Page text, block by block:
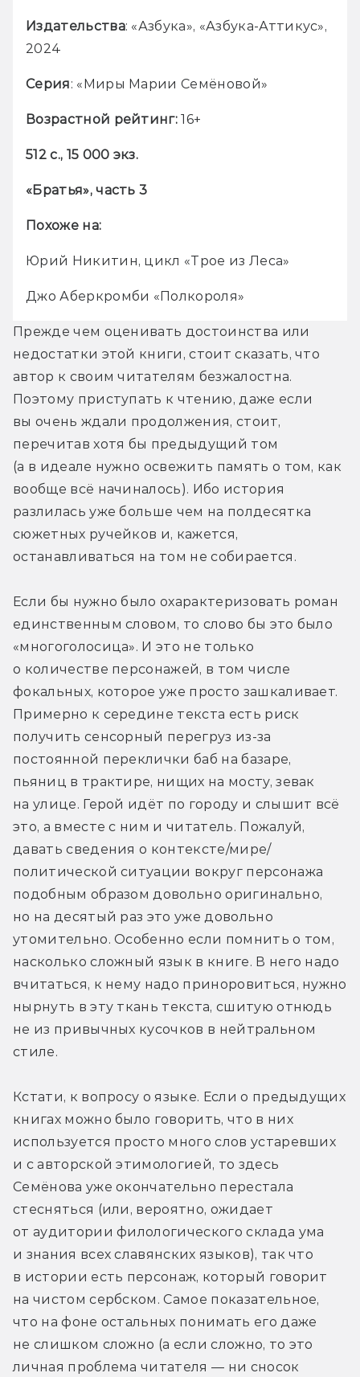
Издательства: «Азбука», «Азбука-Аттикус»,
2024
Серия: «Миры Марии Семёновой»
Возрастной рейтинг: 16+
512 с., 15 000 экз.
«Братья», часть 3
Похоже на:
Юрий Никитин, цикл «Трое из Леса»
Джо Аберкромби «Полкороля»
Прежде чем оценивать достоинства или
недостатки этой книги, стоит сказать, что
автор к своим читателям безжалостна.
Поэтому приступать к чтению, даже если
вы очень ждали продолжения, стоит,
перечитав хотя бы предыдущий том
(а в идеале нужно освежить память о том, как
вообще всё начиналось). Ибо история
разлилась уже больше чем на полдесятка
сюжетных ручейков и, кажется,
останавливаться на том не собирается.
Если бы нужно было охарактеризовать роман
единственным словом, то слово бы это было
«многоголосица». И это не только
о количестве персонажей, в том числе
фокальных, которое уже просто зашкаливает.
Примерно к середине текста есть риск
получить сенсорный перегруз из-за
постоянной переклички баб на базаре,
пьяниц в трактире, нищих на мосту, зевак
на улице. Герой идёт по городу и слышит всё
это, а вместе с ним и читатель. Пожалуй,
давать сведения о контексте/мире/
политической ситуации вокруг персонажа
подобным образом довольно оригинально,
но на десятый раз это уже довольно
утомительно. Особенно если помнить о том,
насколько сложный язык в книге. В него надо
вчитаться, к нему надо приноровиться, нужно
нырнуть в эту ткань текста, сшитую отнюдь
не из привычных кусочков в нейтральном
стиле.
Кстати, к вопросу о языке. Если о предыдущих
книгах можно было говорить, что в них
используется просто много слов устаревших
и с авторской этимологией, то здесь
Семёнова уже окончательно перестала
стесняться (или, вероятно, ожидает
от аудитории филологического склада ума
и знания всех славянских языков), так что
в истории есть персонаж, который говорит
на чистом сербском. Самое показательное,
что на фоне остальных понимать его даже
не слишком сложно (а если сложно, то это
личная проблема читателя — ни сносок